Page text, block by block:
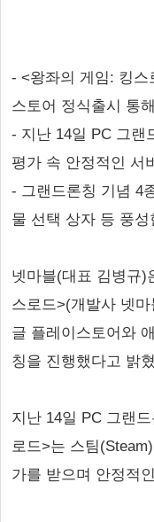
- <왕좌의 게임: 킹스
스토어 정식출시 통
- 지난 14일 PC 그랜
평가 속 안정적인 서
- 그랜드론칭 기념 4
물 선택 상자 등 풍성
넷마블(대표 김병규)
스로드>(개발사 넷
글 플레이스토어와
칭을 진행했다고 밝
지난 14일 PC 그랜
로드>는 스팀
가를 받으며 안정적